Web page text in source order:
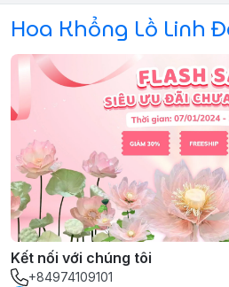
Hoa Khổng Lồ Linh
Kết nối với chúng tôi
+84974109101